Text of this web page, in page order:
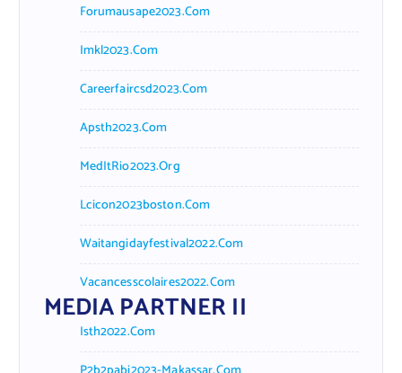
Forumausape2023.com
Imkl2023.com
Careerfaircsd2023.com
Apsth2023.com
MedItRio2023.org
Lcicon2023boston.com
Waitangidayfestival2022.com
Vacancesscolaires2022.com
MEDIA PARTNER II
Isth2022.com